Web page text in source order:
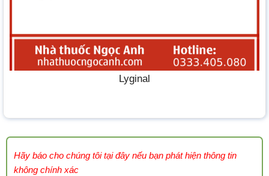
Lyginal
Hãy báo cho chúng tôi tại đây nếu bạn phát hiện thông tin
không chính xác